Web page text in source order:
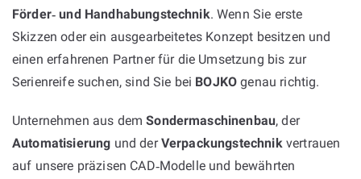
Förder‑ und Handhabungstechnik. Wenn Sie erste
Skizzen oder ein ausgearbeitetes Konzept besitzen und
einen erfahrenen Partner für die Umsetzung bis zur
Serienreife suchen, sind Sie bei BOJKO genau richtig.
Unternehmen aus demSondermaschinenbau, der
Automatisierung und derVerpackungstechnikvertrauen
auf unsere präzisen CAD‑Modelle und bewährten